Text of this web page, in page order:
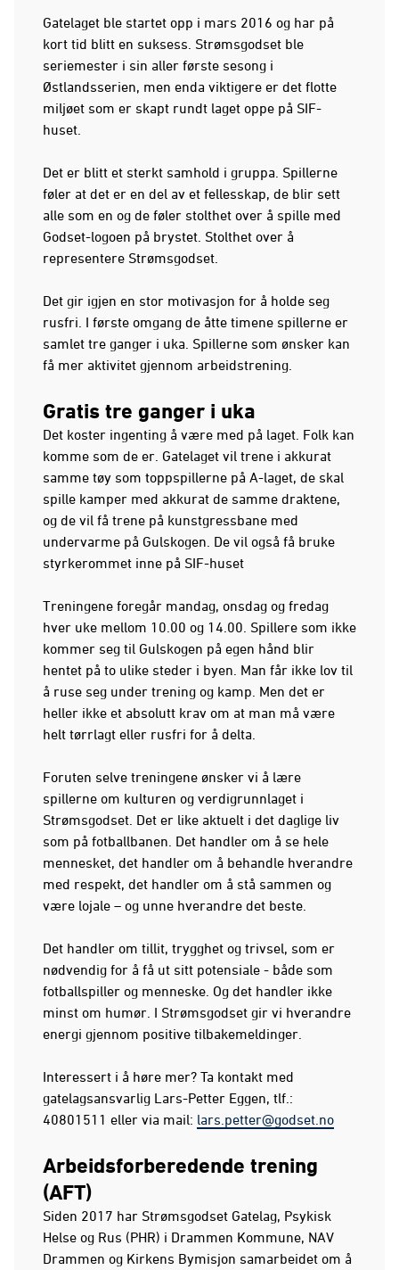
Gatelaget ble startet opp i mars 2016 og har på
kort tid blitt en suksess. Strømsgodset ble
seriemester i sin aller første sesong i
Østlandsserien, men enda viktigere er det flotte
miljøet som er skapt rundt laget oppe på SIF-
huset.
Det er blitt et sterkt samhold i gruppa. Spillerne
føler at det er en del av et fellesskap, de blir sett
alle som en og de føler stolthet over å spille med
Godset-logoen på brystet. Stolthet over å
representere Strømsgodset.
Det gir igjen en stor motivasjon for å holde seg
rusfri. I første omgang de åtte timene spillerne er
samlet tre ganger i uka. Spillerne som ønsker kan
få mer aktivitet gjennom arbeidstrening.
Gratis tre ganger i uka
Det koster ingenting å være med på laget. Folk kan
komme som de er. Gatelaget vil trene i akkurat
samme tøy som toppspillerne på A-laget, de skal
spille kamper med akkurat de samme draktene,
og de vil få trene på kunstgressbane med
undervarme på Gulskogen. De vil også få bruke
styrkerommet inne på SIF-huset
Treningene foregår mandag, onsdag og fredag
hver uke mellom 10.00 og 14.00. Spillere som ikke
kommer seg til Gulskogen på egen hånd blir
hentet på to ulike steder i byen. Man får ikke lov til
å ruse seg under trening og kamp. Men det er
heller ikke et absolutt krav om at man må være
helt tørrlagt eller rusfri for å delta.
Foruten selve treningene ønsker vi å lære
spillerne om kulturen og verdigrunnlaget i
Strømsgodset. Det er like aktuelt i det daglige liv
som på fotballbanen. Det handler om å se hele
mennesket, det handler om å behandle hverandre
med respekt, det handler om å stå sammen og
være lojale – og unne hverandre det beste.
Det handler om tillit, trygghet og trivsel, som er
nødvendig for å få ut sitt potensiale - både som
fotballspiller og menneske. Og det handler ikke
minst om humør. I Strømsgodset gir vi hverandre
energi gjennom positive tilbakemeldinger.
Interessert i å høre mer? Ta kontakt med
gatelagsansvarlig Lars-Petter Eggen, tlf.:
40801511 eller via mail: lars.petter@godset.no
Arbeidsforberedende trening
(AFT)
Siden 2017 har Strømsgodset Gatelag, Psykisk
Helse og Rus (PHR) i Drammen Kommune, NAV
Drammen og Kirkens Bymisjon samarbeidet om å